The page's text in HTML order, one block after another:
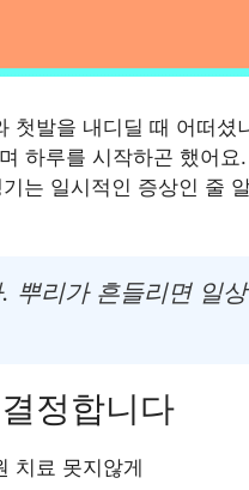
첫발을 내디딜 때 어떠셨
하루를 시작하곤 했어요
는 일시적인 증상인 줄
뿌리가 흔들리면 일
정합니다
치료 못지않게